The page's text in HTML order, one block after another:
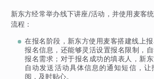
新东方经常举办线下讲座/活动，并使用麦客
流程：
在报名阶段，新东方使用麦客搭建线上
报名信息，还能够灵活设置报名限制，
报名需求；对于报名成功的填表人，新
自动发送活动具体信息的通知短信，让
阅，及时贴心。